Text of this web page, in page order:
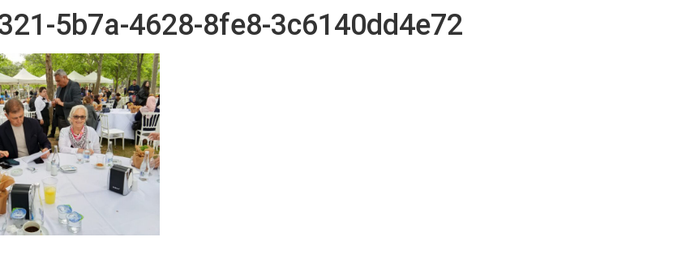
5b7a-4628-8fe8-3c6140dd4e72